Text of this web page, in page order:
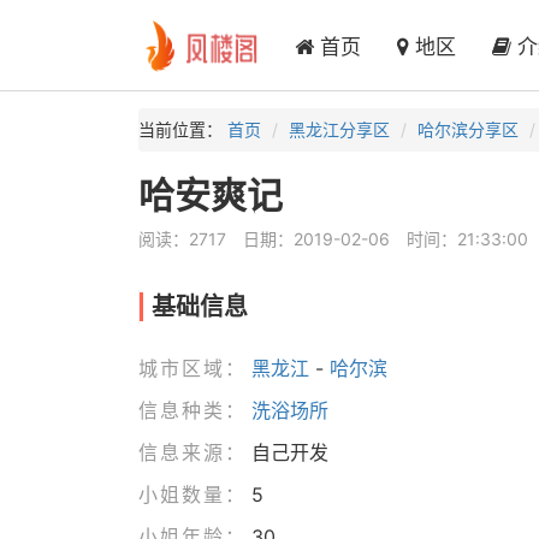
首页 地区 介
当前位置： 首页 黑龙江分享区 哈尔滨分享区
哈安爽记
阅读：2717 日期：2019-02-06 时间：21:33:00
基础信息
城市区域： 黑龙江 - 哈尔滨
信息种类：
洗浴场所
信息来源：
自己开发
小姐数量：
5